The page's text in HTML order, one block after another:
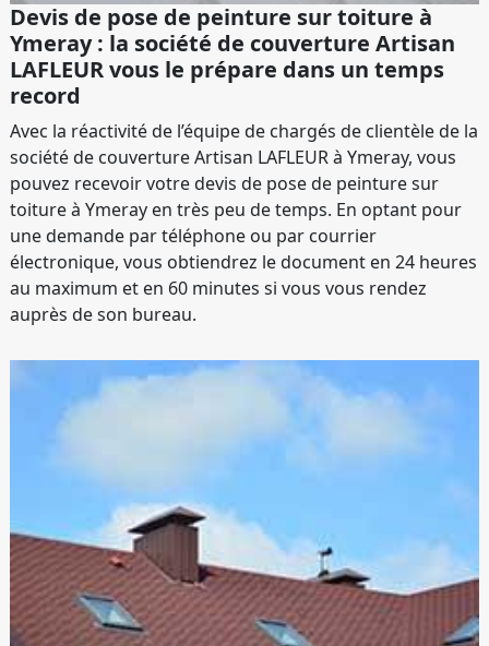
Devis de pose de peinture sur toiture à
Ymeray : la société de couverture Artisan
LAFLEUR vous le prépare dans un temps
record
Avec la réactivité de l’équipe de chargés de clientèle de la
société de couverture Artisan LAFLEUR à Ymeray, vous
pouvez recevoir votre devis de pose de peinture sur
toiture à Ymeray en très peu de temps. En optant pour
une demande par téléphone ou par courrier
électronique, vous obtiendrez le document en 24 heures
au maximum et en 60 minutes si vous vous rendez
auprès de son bureau.